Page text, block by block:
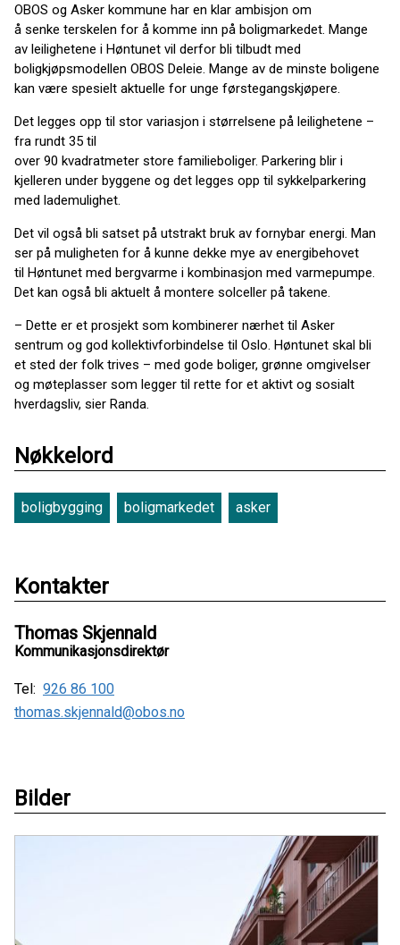
OBOS og Asker kommune har en klar ambisjon om
å senke terskelen for å komme inn på boligmarkedet. Mange
av leilighetene i Høntunet vil derfor bli tilbudt med
boligkjøpsmodellen OBOS Deleie. Mange av de minste boligene
kan være spesielt aktuelle for unge førstegangskjøpere.
Det legges opp til stor variasjon i størrelsene på leilighetene –
fra rundt 35 til
over 90 kvadratmeter store familieboliger. Parkering blir i
kjelleren under byggene og det legges opp til sykkelparkering
med lademulighet.
Det vil også bli satset på utstrakt bruk av fornybar energi. Man
ser på muligheten for å kunne dekke mye av energibehovet
til Høntunet med bergvarme i kombinasjon med varmepumpe.
Det kan også bli aktuelt å montere solceller på takene.
– Dette er et prosjekt som kombinerer nærhet til Asker
sentrum og god kollektivforbindelse til Oslo. Høntunet skal bli
et sted der folk trives – med gode boliger, grønne omgivelser
og møteplasser som legger til rette for et aktivt og sosialt
hverdagsliv, sier Randa.
Nøkkelord
boligbygging boligmarkedet asker
Kontakter
Thomas Skjennald
Kommunikasjonsdirektør
Tel: 926 86 100
thomas.skjennald@obos.no
Bilder